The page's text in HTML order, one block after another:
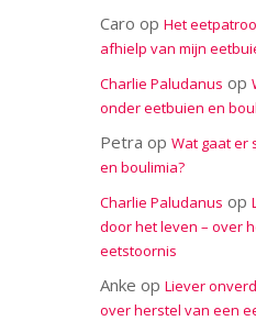
Caro op Het
afhielp van mijn
Charlie Paludanus op
onder eetbuien en
Petra op Wat gaat er
en boulimia?
Charlie Paludanus op
door het leven – over
eetstoornis
Anke op Liever
over herstel van een